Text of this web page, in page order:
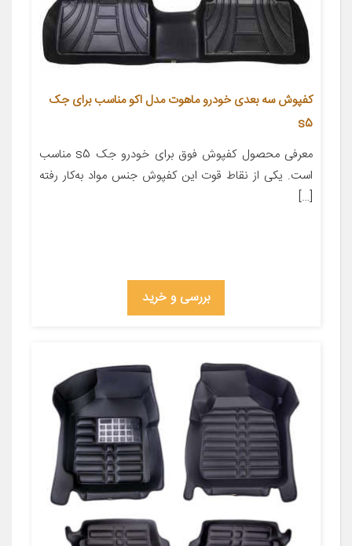
کفپوش سه بعدی خودرو ماهوت مدل اکو مناسب برای جک
s5
معرفی محصول کفپوش فوق برای خودرو جک s5 مناسب
است. یکی از نقاط قوت این کفپوش جنس مواد به‌کار رفته
[…]
بررسی و خرید